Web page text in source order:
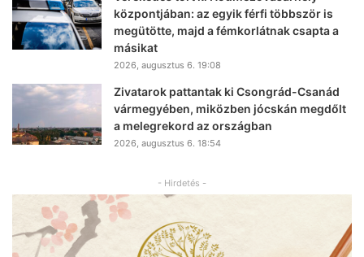
központjában: az egyik férfi többször is
megütötte, majd a fémkorlátnak csapta a
másikat
2026, augusztus 6. 19:08
Zivatarok pattantak ki Csongrád-Csanád
vármegyében, miközben jócskán megdőlt
a melegrekord az országban
2026, augusztus 6. 18:54
- Hirdetés -